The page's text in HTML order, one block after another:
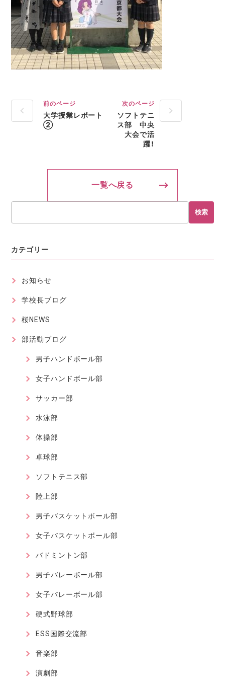
前のページ
大学授業レポート
②
次のページ
ソフトテニ
ス部 中央
大会で活
躍！
一覧へ戻る
検索
カテゴリー
お知らせ
学校長ブログ
桜NEWS
部活動ブログ
男子ハンドボール部
女子ハンドボール部
サッカー部
水泳部
体操部
卓球部
ソフトテニス部
陸上部
男子バスケットボール部
女子バスケットボール部
バドミントン部
男子バレーボール部
女子バレーボール部
硬式野球部
ESS国際交流部
音楽部
演劇部